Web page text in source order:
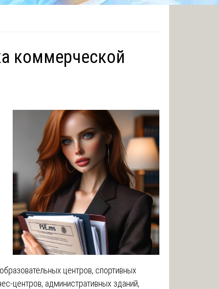
коммерческой
центров, спортивных
центров, административных зданий,